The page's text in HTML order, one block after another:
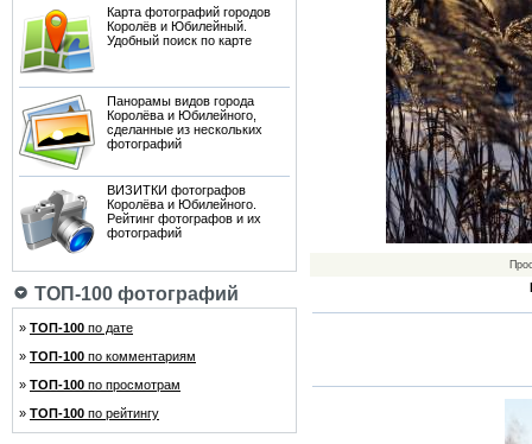
Карта фотографий городов
Королёв и Юбилейный.
Удобный поиск по карте
Панорамы видов города
Королёва и Юбилейного,
сделанные из нескольких
фотографий
ВИЗИТКИ фотографов
Королёва и Юбилейного.
Рейтинг фотографов и их
фотографий
ТОП-100 фотографий
» ТОП-100 по дате
» ТОП-100 по комментариям
» ТОП-100 по просмотрам
» ТОП-100 по рейтингу